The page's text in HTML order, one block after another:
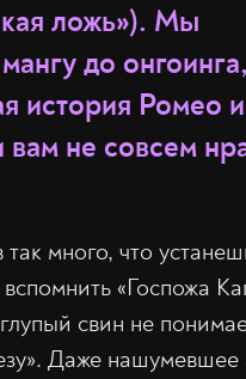
ложь»). Мы
до
история Ромео и
не совсем
много, что
«Госпожа
свин не
Даже